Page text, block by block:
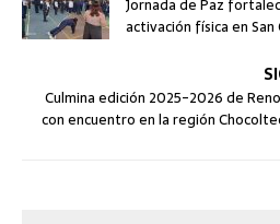
Jornada de Paz
activación física en
Culmina edición 2025-2026 de
con encuentro en la región